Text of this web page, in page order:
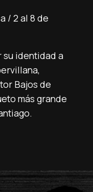
/ 2 al 8 de
su identidad a
Bajos de
más grande